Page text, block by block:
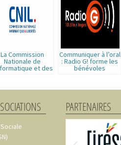
La Commission
Nationale de
et des
Communiquer à l’oral
: Radio G! forme les
bénévoles
PARTENAIRES